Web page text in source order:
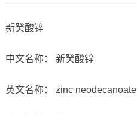
新癸酸锌
中文名称： 新癸酸锌
英文名称： zinc neodecanoate